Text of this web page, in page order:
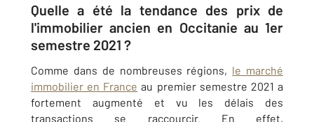
Quelle a été la tendance des prix de
l'immobilier ancien en Occitanie au 1er
semestre 2021 ?
Comme dans de nombreuses régions, le marché
immobilier en France au premier semestre 2021 a
fortement augmenté et vu les délais des
transactions se raccourcir. En effet,